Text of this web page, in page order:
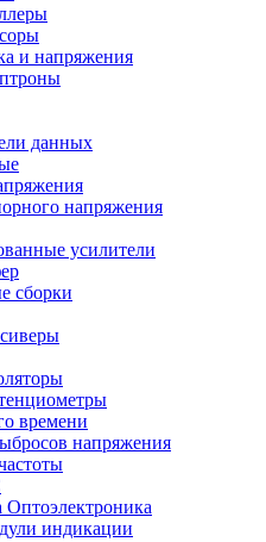
и напряжения
данных
напряжения
усилители
сборки
времени
напряжения
Оптоэлектроника
индикации